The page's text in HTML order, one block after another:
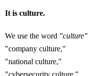
It is culture.
We use the word "culture"
"company culture,"
"national culture,"
"cybersecurity culture."